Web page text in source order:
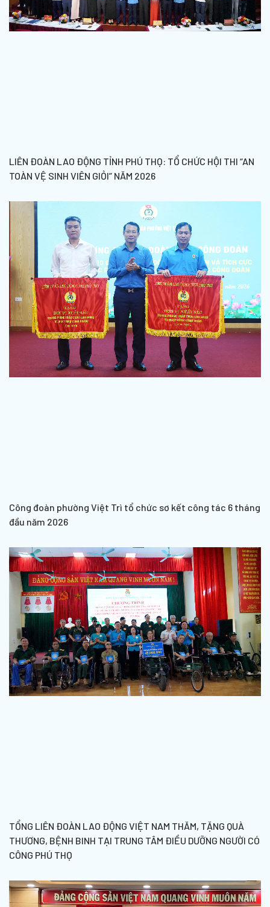
LIÊN ĐOÀN LAO ĐỘNG TỈNH PHÚ THỌ: TỔ CHỨC HỘI THI “AN
TOÀN VỆ SINH VIÊN GIỎI” NĂM 2026
Công đoàn phường Việt Trì tổ chức sơ kết công tác 6 tháng
đầu năm 2026
TỔNG LIÊN ĐOÀN LAO ĐỘNG VIỆT NAM THĂM, TẶNG QUÀ
THƯƠNG, BỆNH BINH TẠI TRUNG TÂM ĐIỀU DƯỠNG NGƯỜI CÓ
CÔNG PHÚ THỌ